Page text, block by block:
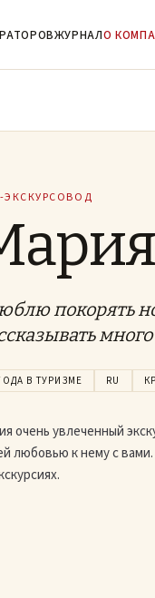
ЖУРНАЛО
ЭКСКУРСОВОД
покорять
В ТУРИЗМЕ RU
очень увлеченный
любовью к нему с